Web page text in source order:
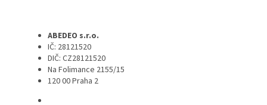
ABEDEO s.r.o.
IČ: 28121520
DIČ: CZ28121520
Na Folimance 2155/15
120 00 Praha 2